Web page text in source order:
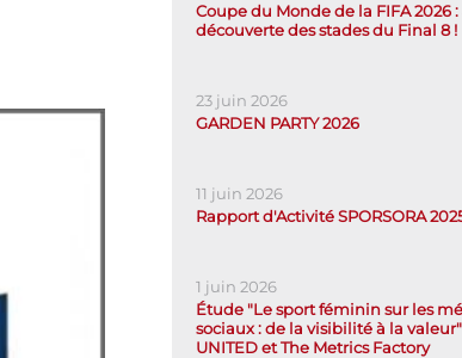
Coupe du Monde de la FIFA 2026 :
découverte des stades du Final 8 !
23 juin 2026
GARDEN PARTY 2026
11 juin 2026
Rapport d'Activité SPORSORA
1 juin 2026
Étude "Le sport féminin sur les
sociaux : de la visibilité à la
UNITED et The Metrics Factory